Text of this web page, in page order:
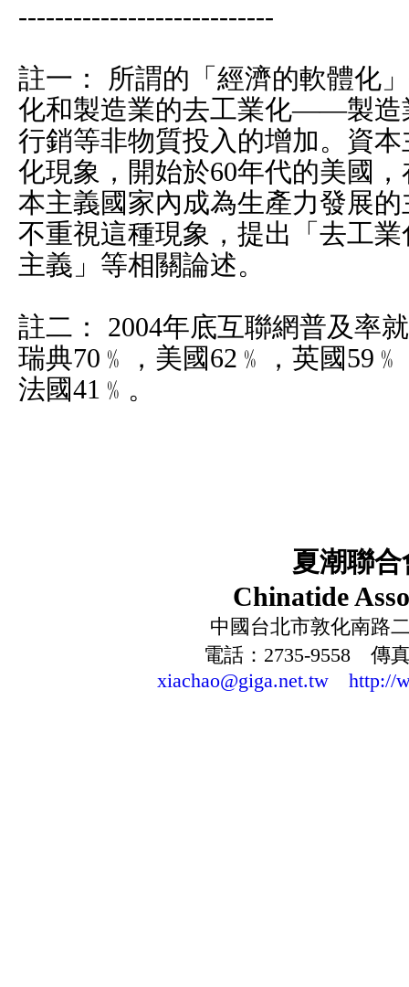
----------------------------
註一： 所謂的「經濟的軟體化
化和製造業的去工業化——製造
行銷等非物質投入的增加。資
化現象，開始於60年代的美國
本主義國家內成為生產力發展
不重視這種現象，提出「去工
主義」等相關論述。
註二： 2004年底互聯網普及率
瑞典70﹪，美國62﹪，英國
法國41﹪。
夏潮聯合
Chinatide
中國台北市敦化南路
電話：2735-9558 傳
xiachao@giga.net.tw
http://